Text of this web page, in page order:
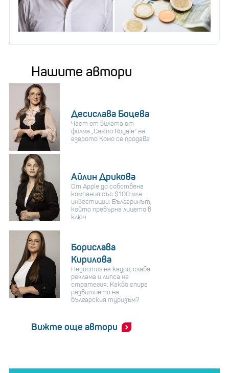
Нашите автори
Десислава Боцева
Част от вилата от
филма „Casino Royale“ на
езерото Комо се продава
Айлин Дрикова
От Apple до собствена
компания със $100 млн.
инвестиции: Българинът,
който превърна лицето в
ключ
Борислава
Кирилова
Недостиг на кадри, слаба
реклама и липса на
стратегия: Какво спира
развитието на
българския туризъм?
Вижте още автори